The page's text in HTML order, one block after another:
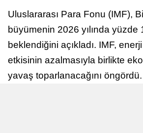
Uluslararası Para Fonu (IMF),
büyümenin 2026 yılında yüzde
beklendiğini açıkladı. IMF,
etkisinin azalmasıyla birlikte
yavaş toparlanacağını